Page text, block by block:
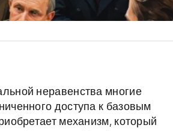
неравенства многие
доступа к базовым
механизм, который